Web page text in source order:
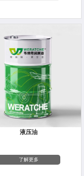
液压油
了解更多